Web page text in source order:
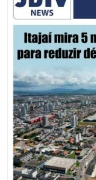
08/08/2026 | 07:00
20 anos da Lei Maria da
doméstica são acompanhadas
BALNEÁRIO